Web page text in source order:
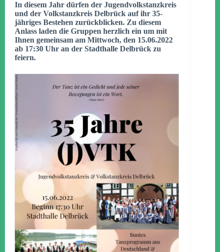
In diesem Jahr dürfen der Jugendvolkstanzkreis
und der Volkstanzkreis Delbrück auf ihr 35-
jähriges Bestehen zurückblicken. Zu diesem
Anlass laden die Gruppen herzlich ein um mit
Ihnen gemeinsam am Mittwoch, den 15.06.2022
ab 17:30 Uhr an der Stadthalle Delbrück zu
feiern.